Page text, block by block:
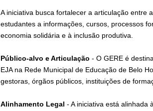
A iniciativa busca fortalecer a articulação entre
estudantes a informações, cursos, processos
economia solidária e à inclusão produtiva.
Público-alvo e Articulação - O GERE é
EJA na Rede Municipal de Educação de Belo
gestoras, órgãos públicos, instituições de
Alinhamento Legal - A iniciativa está alinhada